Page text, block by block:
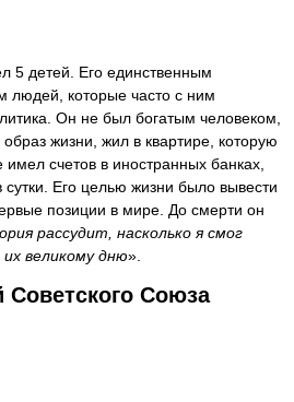
5 детей. Его единственным
людей, которые часто с ним
Он не был богатым человеком,
жизни, жил в квартире, которую
счетов в иностранных банках,
сутки. Его целью жизни было вывести
позиции в мире. До смерти он
рассудит, насколько я смог
великому дню».
Союза